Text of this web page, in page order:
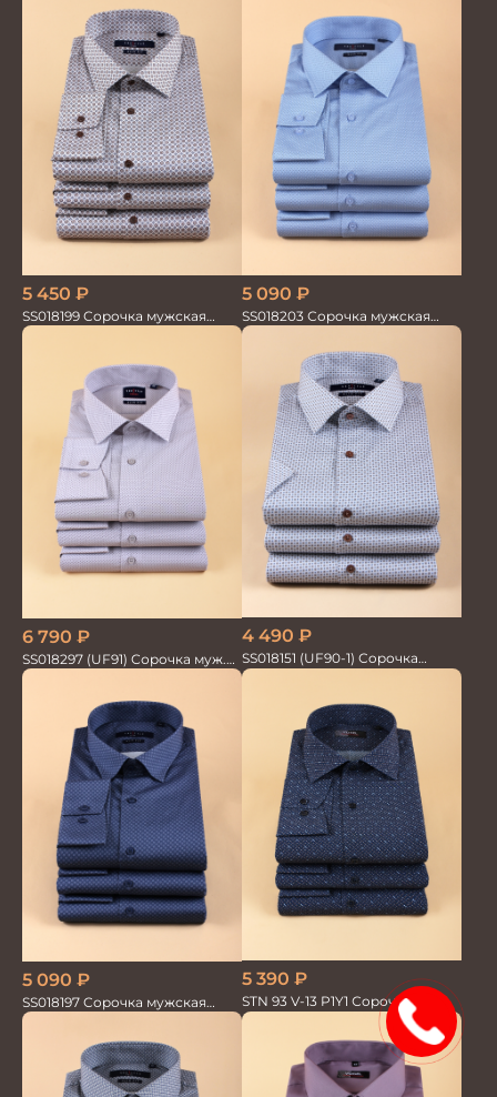
5 450 ₽
SS018199 Сорочка мужская
GROSTYLE PRIME
5 090 ₽
SS018203 Сорочка мужская
GROSTYLE PRIME
6 790 ₽
SS018297 (UF91) Сорочка муж.
GROSTYLE TRENDY
4 490 ₽
SS018151 (UF90-1) Сорочка
мужская GROSTYLE PRIME
5 090 ₽
SS018197 Сорочка мужская
GROSTYLE PRIME
5 390 ₽
STN 93 V-13 P1Y1 Сорочка
мужская
15%